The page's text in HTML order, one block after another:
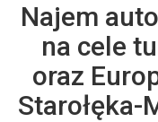
Najem
na cele
oraz
Starołęka-